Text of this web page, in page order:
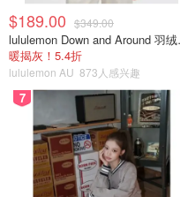
$189.00 $349.00
暖揭灰！5.4折
lululemon AU 873人感兴趣
7